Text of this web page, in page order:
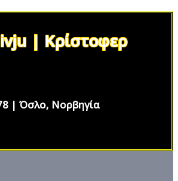
| Κρίστοφερ
| Όσλο, Νορβηγία